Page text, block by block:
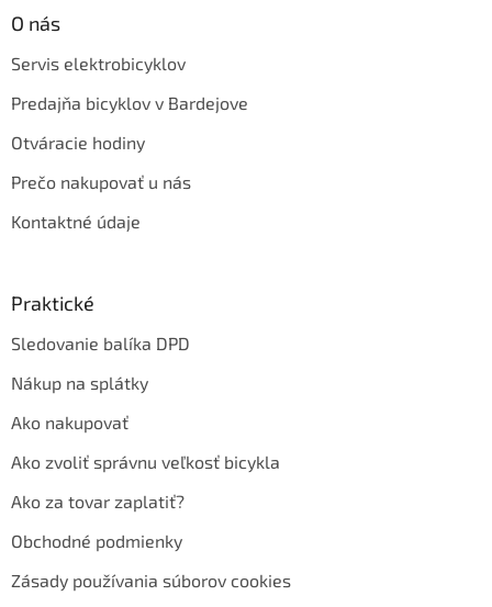
O nás
Servis elektrobicyklov
Predajňa bicyklov v Bardejove
Otváracie hodiny
Prečo nakupovať u nás
Kontaktné údaje
Praktické
Sledovanie balíka DPD
Nákup na splátky
Ako nakupovať
Ako zvoliť správnu veľkosť bicykla
Ako za tovar zaplatiť?
Obchodné podmienky
Zásady používania súborov cookies